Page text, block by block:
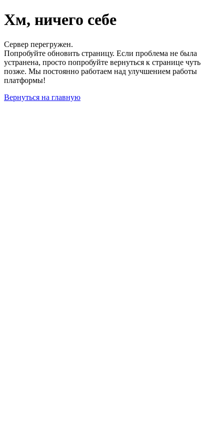
Хм, ничего себе
Сервер перегружен.
Попробуйте обновить страницу. Если проблема не была
устранена, просто попробуйте вернуться к странице чуть
позже. Мы постоянно работаем над улучшением работы
платформы!
Вернуться на главную